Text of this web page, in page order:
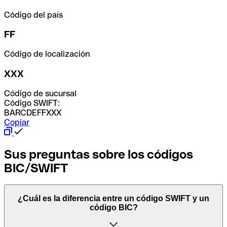
Código del país
FF
Código de localización
XXX
Código de sucursal
Código SWIFT:
BARCDEFFXXX
Copiar
Sus preguntas sobre los códigos
BIC/SWIFT
¿Cuál es la diferencia entre un código SWIFT y un
código BIC?